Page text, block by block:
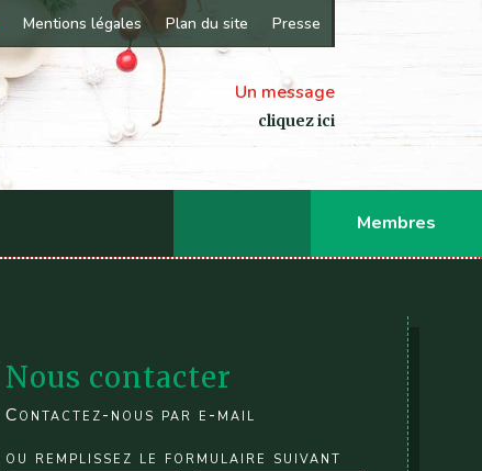
Mentions légales Plan du site Presse
Un message
cliquez ici
Membres
Nous contacter
Contactez-nous par e-mail
ou remplissez le formulaire suivant